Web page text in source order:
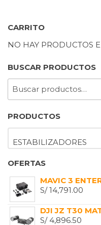
CARRITO
NO HAY PRODUCTOS
BUSCAR PRODUCTOS
BUSCAR
PRODUCTOS
ESTABILIZADORES
OFERTAS
MAVIC 3
S/14,791.00
DJI JZ T30
S/4,896.50